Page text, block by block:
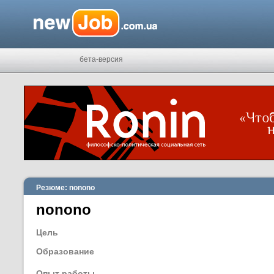
бета-версия
Резюме: nonono
nonono
Цель
Образование